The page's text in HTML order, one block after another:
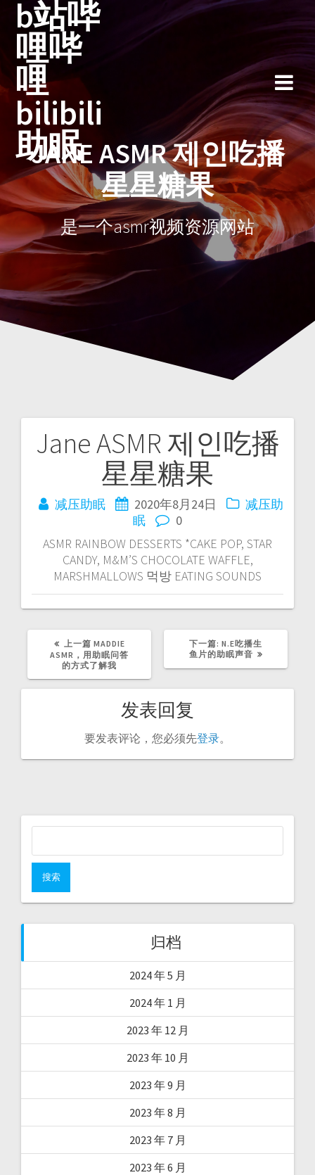
至
b站哔
哩哔
哩
bilibili
助眠
JANE ASMR 제인吃播
星星糖果
是一个asmr视频资源网站
Jane ASMR 제인吃播
星星糖果
减压助眠 2020年8月24日
减压助
眠
0
ASMR RAINBOW DESSERTS *CAKE POP, STAR
CANDY, M&M’S CHOCOLATE WAFFLE,
MARSHMALLOWS 먹방 EATING SOUNDS
文
导
航
上一篇 上
篇
文
MADDIE
ASMR，用助眠问答
的方式了解我
下一篇: 下
篇
N.E吃播生
鱼片的助眠声音
发表回复
要发表评论，您必须先登录。
归档
2024 年 5 月
2024 年 1 月
2023 年 12 月
2023 年 10 月
2023 年 9 月
2023 年 8 月
2023 年 7 月
2023 年 6 月